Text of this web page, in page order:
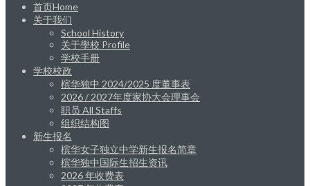
首页Home
关于我们
School History
关于學校 Profile
学校手册
学校校政
槟华独中 2024/2025 度董事表
2026 / 2027年度家协大会理事会
职员 All Staffs
组织结构图
新生报名
槟华女子独立中学新生报名简章
槟华独中国际生招生资讯
2026 年收费表